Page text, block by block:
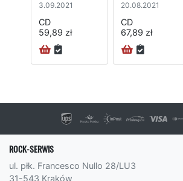
3.09.2021
CD
59,89 zł
20.08.2021
CD
67,89 zł
ROCK-SERWIS
ul. płk. Francesco Nullo 28/LU3
31-543 Kraków